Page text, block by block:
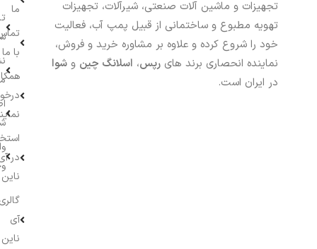
تجهیزات و ماشین آلات صنعتی، شیرآلات، تجهیزات
تهویه مطبوع و ساختمانی از قبیل پمپ آب، فعالیت
خود را شروع کرده و علاوه بر مشاوره خرید و فروش،
نماینده انحصاری برند های رپس، اسلانگ چین و شوا
در ایران است.
ما
با ما
در
ناین
آی
ناین